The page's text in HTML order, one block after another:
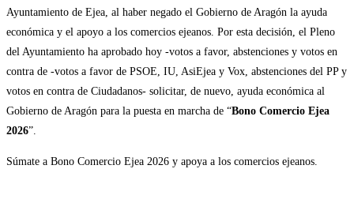
Ayuntamiento de Ejea, al haber negado el Gobierno de Aragón la ayuda
económica y el apoyo a los comercios ejeanos. Por esta decisión, el Pleno
del Ayuntamiento ha aprobado hoy -votos a favor, abstenciones y votos en
contra de -votos a favor de PSOE, IU, AsiEjea y Vox, abstenciones del PP y
votos en contra de Ciudadanos- solicitar, de nuevo, ayuda económica al
Gobierno de Aragón para la puesta en marcha de “Bono Comercio Ejea
2026”.
Súmate a Bono Comercio Ejea 2026 y apoya a los comercios ejeanos.